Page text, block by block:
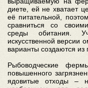
диете, ей не хватает
её питательной,
сравниться со
среды обитания.
искусственной версии
варианты создаются
Рыбоводческие
повышенного
ядовитые отходы –